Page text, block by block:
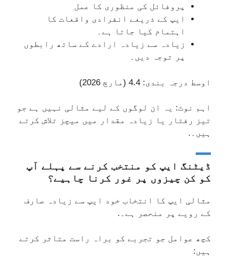
پروفائل کی منظوری کا عمل
ایپ کے ذریعے انفرادی واقعات کا
اہتمام کیا جاتا ہے۔
زیادہ سے زیادہ ارادے کے ساتھ رابطوں
پر توجہ دیں۔
اوسط درجہ بندی: 4.4 (مارچ 2026)
اہم نوٹ: یہ ان لوگوں کے لیے مثالی نہیں ہے جو
تیز رفتار یا زیادہ مقدار میں میچز تلاش کرتے
ہیں۔.
ڈیٹنگ ایپ کو منتخب کرنے سے پہلے آپ
کو کن چیزوں پر غور کرنا چاہیے؟
مثالی ایپ کا انتخاب خود ایپ سے زیادہ صارف
کے رویے پر منحصر ہے۔.
کچھ عوامل جو تجربے کو براہ راست متاثر کرتے
ہیں: